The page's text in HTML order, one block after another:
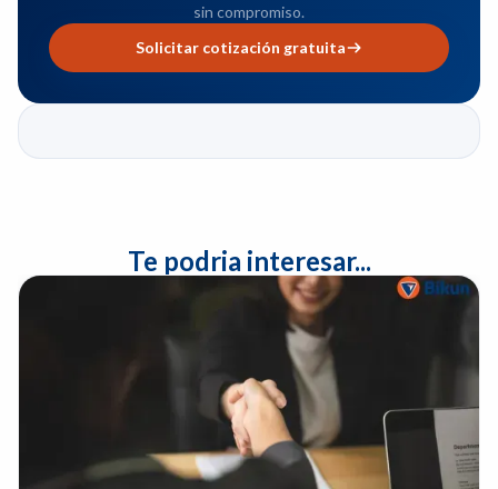
sin compromiso.
Solicitar cotización gratuita
Te podria interesar...